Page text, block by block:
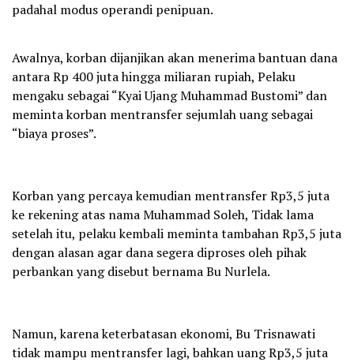
padahal modus operandi penipuan.
Awalnya, korban dijanjikan akan menerima bantuan dana
antara Rp 400 juta hingga miliaran rupiah, Pelaku
mengaku sebagai “Kyai Ujang Muhammad Bustomi” dan
meminta korban mentransfer sejumlah uang sebagai
“biaya proses”.
Korban yang percaya kemudian mentransfer Rp3,5 juta
ke rekening atas nama Muhammad Soleh, Tidak lama
setelah itu, pelaku kembali meminta tambahan Rp3,5 juta
dengan alasan agar dana segera diproses oleh pihak
perbankan yang disebut bernama Bu Nurlela.
Namun, karena keterbatasan ekonomi, Bu Trisnawati
tidak mampu mentransfer lagi, bahkan uang Rp3,5 juta